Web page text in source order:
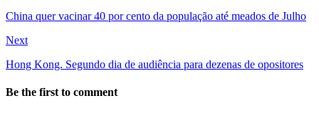
China quer vacinar 40 por cento da população até meados de Julho
Next
Hong Kong. Segundo dia de audiência para dezenas de opositores
Be the first to comment